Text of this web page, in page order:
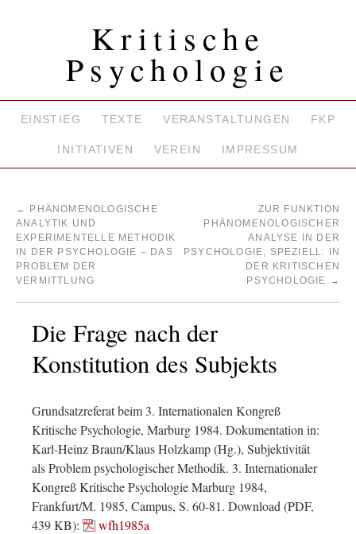
Kritische
Psychologie
EINSTIEG TEXTE VERANSTALTUNGEN FKP
INITIATIVEN VEREIN IMPRESSUM
←
PHÄNOMENOLOGISCHE
ANALYTIK UND
EXPERIMENTELLE METHODIK
IN DER PSYCHOLOGIE – DAS
PROBLEM DER
VERMITTLUNG
ZUR FUNKTION
PHÄNOMENOLOGISCHER
ANALYSE IN DER
PSYCHOLOGIE, SPEZIELL: IN
DER KRITISCHEN
PSYCHOLOGIE →
Die Frage nach der
Konstitution des Subjekts
Grundsatzreferat beim 3. Internationalen Kongreß
Kritische Psychologie, Marburg 1984. Dokumentation in:
Karl-Heinz Braun/Klaus Holzkamp (Hg.), Subjektivität
als Problem psychologischer Methodik. 3. Internationaler
Kongreß Kritische Psychologie Marburg 1984,
Frankfurt/M. 1985, Campus, S. 60-81. Download (PDF,
439 KB):
wfh1985a